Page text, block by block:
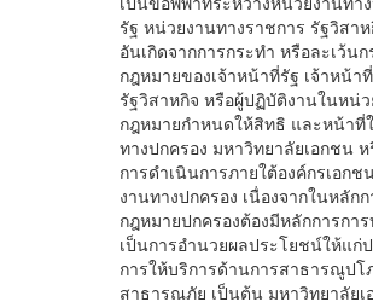
รัฐ หน่วยงานทางราชการ รัฐวิสา
อันเกิดจากการกระทำ หรือละเว้น
กฎหมายของเจ้าหน้าที่รัฐ เจ้าหน้า
รัฐวิสาหกิจ หรือผู้ปฏิบัติงานในหน่
กฎหมายกำหนดให้สิทธิ และหน้าที่
ทางปกครอง มหาวิทยาลัยเอกชน
การดำเนินการภายใต้องค์กรเอก
งานทางปกครอง เนื่องจากในหลัก
กฎหมายปกครองต้องมีหลักการกา
เป็นการอำนวยผลประโยชน์ให้แก่
การให้บริการด้านการสาธารณูปโ
สาธารณภัย เป็นต้น มหาวิทยาลัย